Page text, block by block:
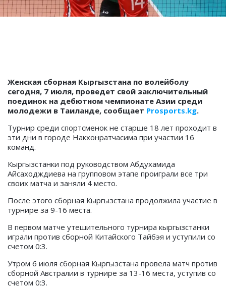
Женская сборная Кыргызстана по волейболу
сегодня, 7 июля, проведет свой заключительный
поединок на дебютном чемпионате Азии среди
молодежи в Таиланде, сообщает Prosports.kg.
Турнир среди спортсменок не старше 18 лет проходит в
эти дни в городе Накхонратчасима при участии 16
команд.
Кыргызстанки под руководством Абдухамида
Айсаходждиева на групповом этапе проиграли все три
своих матча и заняли 4 место.
После этого сборная Кыргызстана продолжила участие в
турнире за 9-16 места.
В первом матче утешительного турнира кыргызстанки
играли против сборной Китайского Тайбэя и уступили со
счетом 0:3.
Утром 6 июля сборная Кыргызстана провела матч против
сборной Австралии в турнире за 13-16 места, уступив со
счетом 0:3.